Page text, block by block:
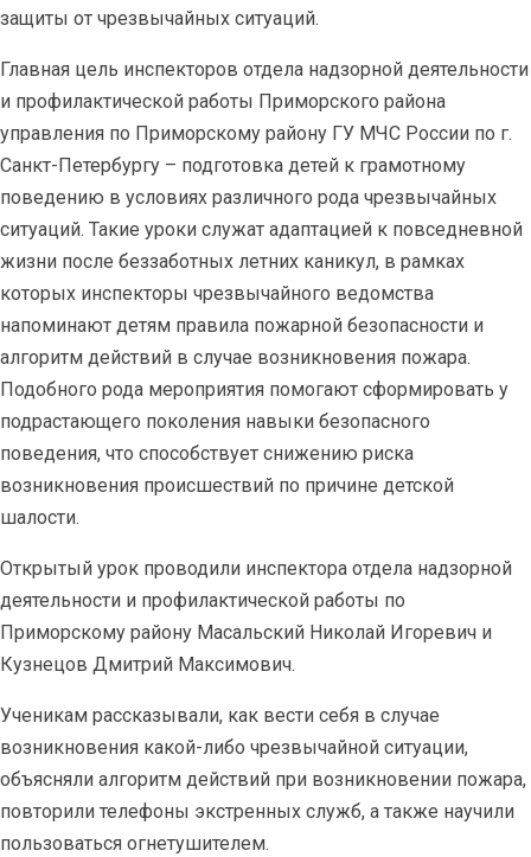
защиты от чрезвычайных ситуаций.
Главная цель инспекторов отдела надзорной деятельности
и профилактической работы Приморского района
управления по Приморскому району ГУ МЧС России по г.
Санкт-Петербургу – подготовка детей к грамотному
поведению в условиях различного рода чрезвычайных
ситуаций. Такие уроки служат адаптацией к повседневной
жизни после беззаботных летних каникул, в рамках
которых инспекторы чрезвычайного ведомства
напоминают детям правила пожарной безопасности и
алгоритм действий в случае возникновения пожара.
Подобного рода мероприятия помогают сформировать у
подрастающего поколения навыки безопасного
поведения, что способствует снижению риска
возникновения происшествий по причине детской
шалости.
Открытый урок проводили инспектора отдела надзорной
деятельности и профилактической работы по
Приморскому району Масальский Николай Игоревич и
Кузнецов Дмитрий Максимович.
Ученикам рассказывали, как вести себя в случае
возникновения какой-либо чрезвычайной ситуации,
объясняли алгоритм действий при возникновении пожара,
повторили телефоны экстренных служб, а также научили
пользоваться огнетушителем.